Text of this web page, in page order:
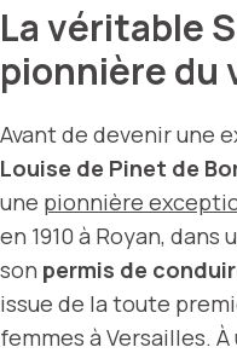
La véritable
pionnière du
Avant de devenir une
Louise de Pinet de
une pionnière
en 1910 à Royan,
son permis de
issue de la toute
femmes à Versailles.